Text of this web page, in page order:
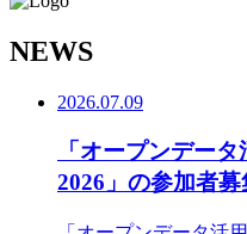
NEWS
2026.07.09
「オープンデー
2026」の参加者募